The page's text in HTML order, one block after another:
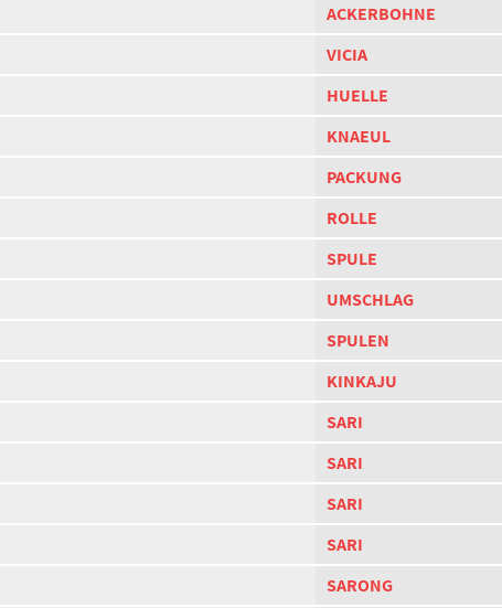
ACKERBOHNE
VICIA
HUELLE
KNAEUL
PACKUNG
ROLLE
SPULE
UMSCHLAG
SPULEN
KINKAJU
SARI
SARI
SARI
SARI
SARONG